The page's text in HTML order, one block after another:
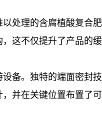
处理的含腐植酸复合
这不仅提升了产品的
备。独特的端面密封
并在关键位置布置了